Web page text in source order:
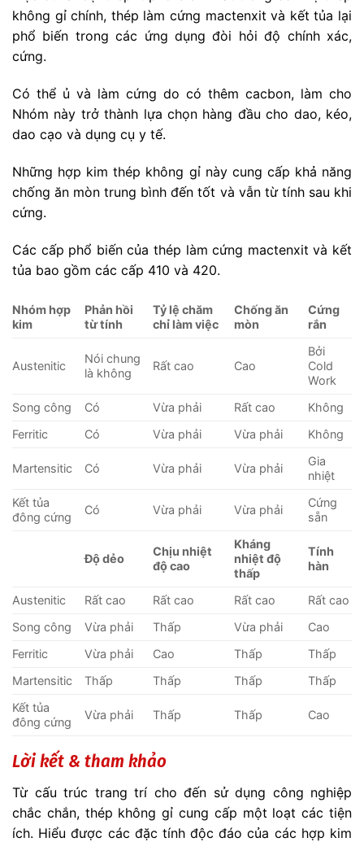
không gỉ chính, thép làm cứng mactenxit và kết tủa lại
phổ biến trong các ứng dụng đòi hỏi độ chính xác,
cứng.
Có thể ủ và làm cứng do có thêm cacbon, làm cho
Nhóm này trở thành lựa chọn hàng đầu cho dao, kéo,
dao cạo và dụng cụ y tế.
Những hợp kim thép không gỉ này cung cấp khả năng
chống ăn mòn trung bình đến tốt và vẫn từ tính sau khi
cứng.
Các cấp phổ biến của thép làm cứng mactenxit và kết
tủa bao gồm các cấp 410 và 420.
Nhóm hợp
kim
Phản hồi
từ tính
Tỷ lệ chăm
chỉ làm việc
Chống ăn
mòn
Cứng
rắn
Austenitic
Nói chung
là không
Rất cao Cao
Bởi
Cold
Work
Song công
Có Vừa phải Rất cao
Không
Ferritic
Có Vừa phải Vừa phải Không
Martensitic Có Vừa phải Vừa phải
Gia
nhiệt
Kết tủa
đông cứng
Có Vừa phải Vừa phải
Cứng
sẵn
Độ dẻo
Chịu nhiệt
độ cao
Kháng
nhiệt độ
thấp
Tính
hàn
Austenitic Rất cao Rất cao Rất cao
Rất cao
Song công
Vừa phải Thấp Vừa phải
Cao
Ferritic
Vừa phải Cao Thấp
Thấp
Martensitic
Thấp Thấp Thấp
Thấp
Kết tủa
đông cứng
Vừa phải Thấp Thấp Cao
Lời kết & tham khảo
Từ cấu trúc trang trí cho đến sử dụng công nghiệp
chắc chắn, thép không gỉ cung cấp một loạt các tiện
ích. Hiểu được các đặc tính độc đáo của các hợp kim